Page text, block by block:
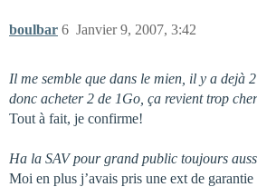
boulbar Janvier 9, 2007, 3:42
6
Il me semble que dans le mien, il y a dejà
donc acheter 2 de 1Go, ça revient trop
Tout à fait, je confirme!
Ha la SAV pour grand public toujours
Moi en plus j’avais pris une ext de garantie